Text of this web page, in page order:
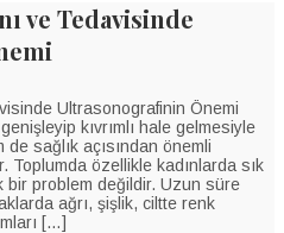
ve Tedavisinde
Ultrasonografinin Önemi
kıvrımlı hale gelmesiyle
sağlık açısından önemli
Toplumda özellikle kadınlarda sık
bir problem değildir. Uzun süre
ağrı, şişlik, ciltte renk
[…]